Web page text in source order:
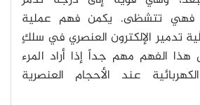
فهي تتشظى. يكمن فهم عملية
تدمير الإلكترون العنصري في سلكٍ
هذا الفهم مهم جداً إذا أراد المرء
عند الأحجام العنصرية